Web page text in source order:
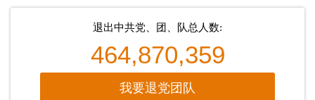
退出中共党、团、队总人数:
464,870,359
我要退党团队